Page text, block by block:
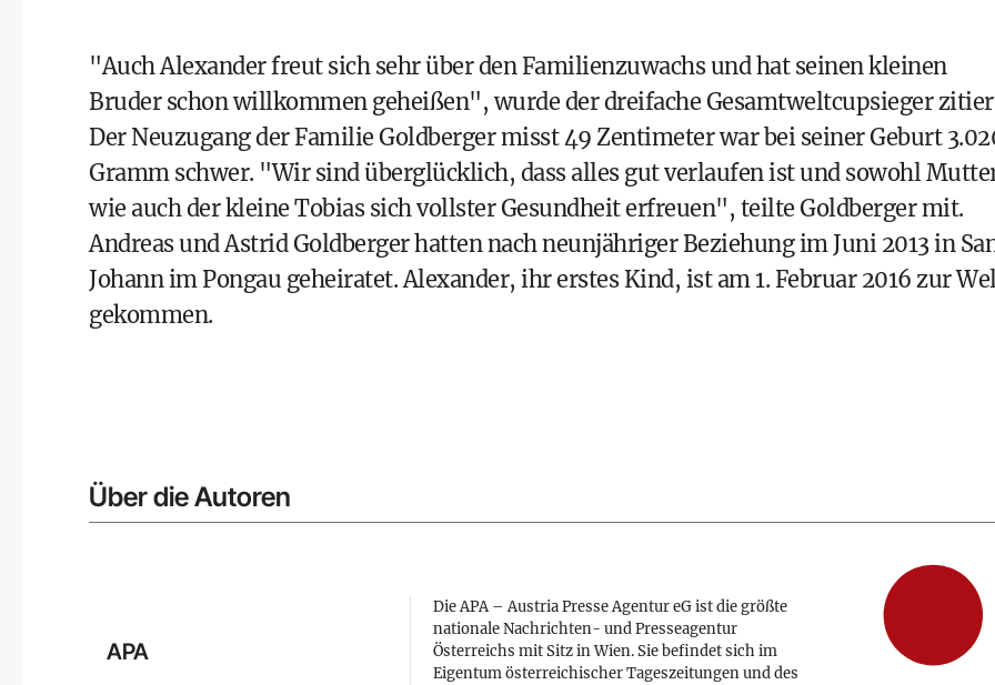
"Auch Alexander freut sich sehr über den Familienzuwachs und hat seinen kleinen
Bruder schon willkommen geheißen", wurde der dreifache Gesamtweltcupsieger
Der Neuzugang der Familie Goldberger misst 49 Zentimeter war bei seiner Geburt
Gramm schwer. "Wir sind überglücklich, dass alles gut verlaufen ist und sowohl
wie auch der kleine Tobias sich vollster Gesundheit erfreuen", teilte Goldberger mit.
Andreas und Astrid Goldbergerhatten nach neunjähriger Beziehung im Juni 2013 in
Johann im Pongau geheiratet. Alexander, ihr erstes Kind, ist am 1. Februar 2016 zur
gekommen.
Über die Autoren
APA
Die APA – Austria Presse Agentur eG ist die größte
nationale Nachrichten- und Presseagentur
Österreichs mit Sitz in Wien. Sie befindet sich im
Eigentum österreichischer Tageszeitungen und des